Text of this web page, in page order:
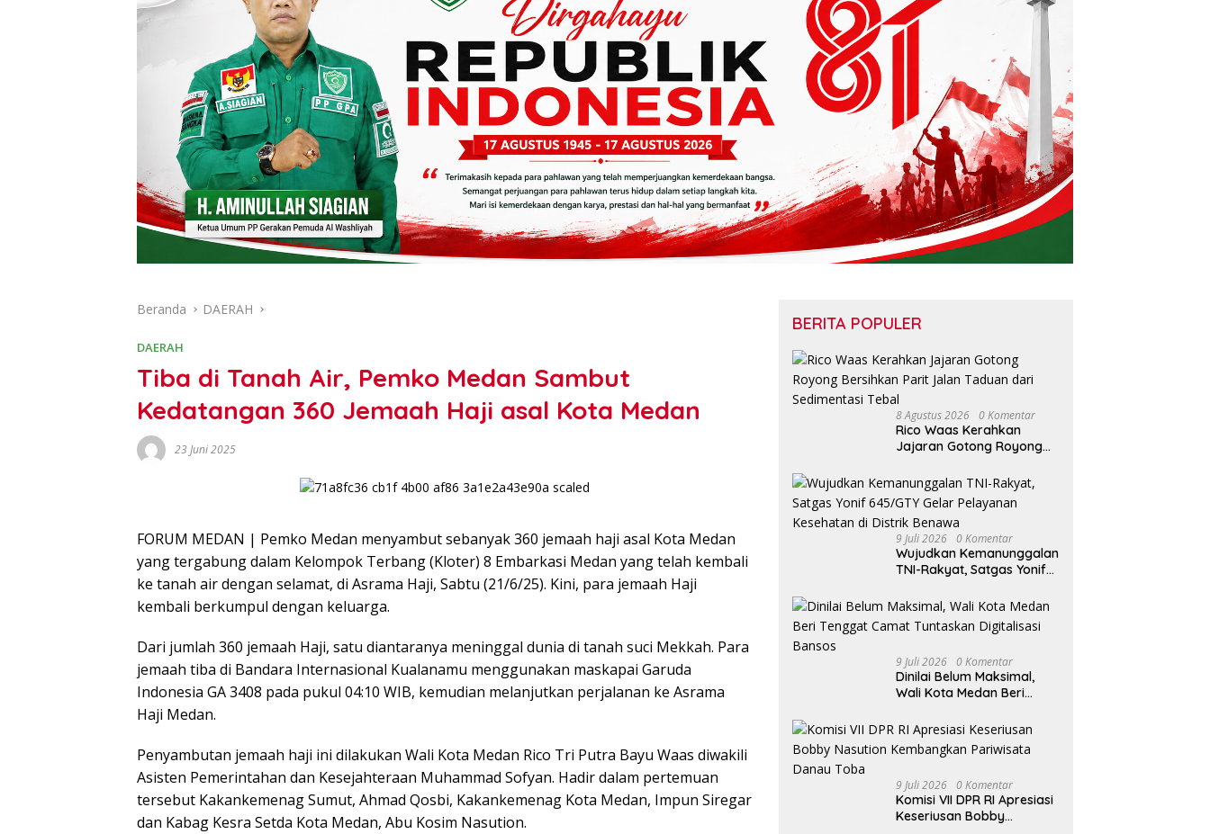
Beranda DAERAH
DAERAH
Tiba di Tanah Air, Pemko Medan Sambut
Kedatangan 360 Jemaah Haji asal Kota Medan
23 Juni 2025
FORUM MEDAN | Pemko Medan menyambut sebanyak 360 jemaah haji asal Kota Medan
yang tergabung dalam Kelompok Terbang (Kloter) 8 Embarkasi Medan yang telah kembali
ke tanah air dengan selamat, di Asrama Haji, Sabtu (21/6/25). Kini, para jemaah Haji
kembali berkumpul dengan keluarga.
Dari jumlah 360 jemaah Haji, satu diantaranya meninggal dunia di tanah suci Mekkah. Para
jemaah tiba di Bandara Internasional Kualanamu menggunakan maskapai Garuda
Indonesia GA 3408 pada pukul 04:10 WIB, kemudian melanjutkan perjalanan ke Asrama
Haji Medan.
Penyambutan jemaah haji ini dilakukan Wali Kota Medan Rico Tri Putra Bayu Waas diwakili
Asisten Pemerintahan dan Kesejahteraan Muhammad Sofyan. Hadir dalam pertemuan
tersebut Kakankemenag Sumut, Ahmad Qosbi, Kakankemenag Kota Medan, Impun Siregar
dan Kabag Kesra Setda Kota Medan, Abu Kosim Nasution.
BERITA POPULER
8 Agustus 2026 0 Komentar
Rico Waas Kerahkan
Jajaran Gotong Royong
Taduan dari Sedimentasi
Tebal
9 Juli 2026 0 Komentar
Wujudkan Kemanunggalan
TNI-Rakyat, Satgas Yonif
Kesehatan di Distrik
Benawa
9 Juli 2026 0 Komentar
Dinilai Belum Maksimal,
Wali Kota Medan Beri
Digitalisasi Bansos
9 Juli 2026 0 Komentar
Komisi VII DPR RI Apresiasi
Keseriusan Bobby